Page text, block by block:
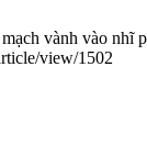
vành vào nhĩ
view/1502